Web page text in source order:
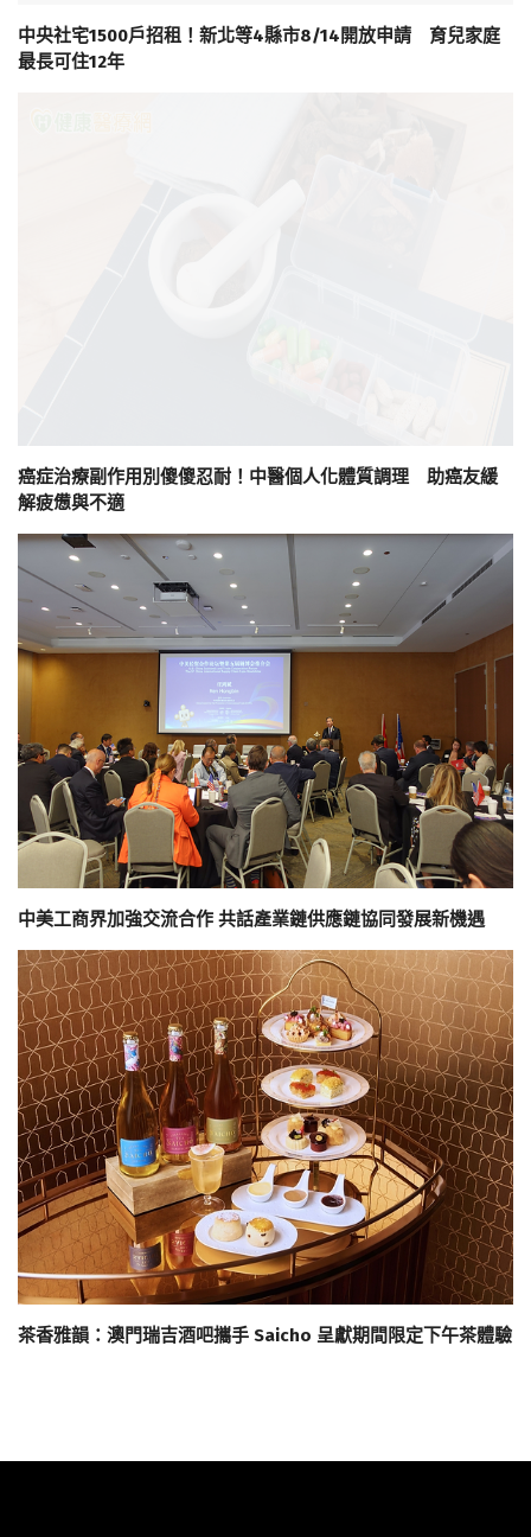
中央社宅1500戶招租！新北等4縣市8/14開放申請 育兒家庭
最長可住12年
癌症治療副作用別傻傻忍耐！中醫個人化體質調理 助癌友緩
解疲憊與不適
中美工商界加強交流合作 共話產業鏈供應鏈協同發展新機遇
茶香雅韻：澳門瑞吉酒吧攜手 Saicho 呈獻期間限定下午茶體驗